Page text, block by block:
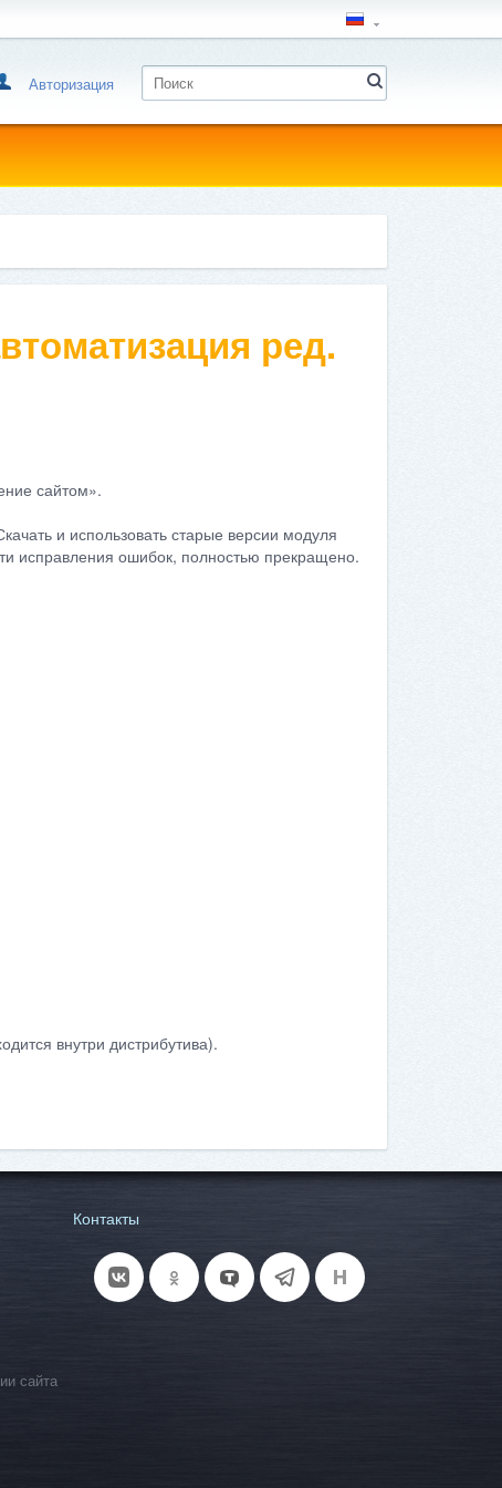
Авторизация
ред.
сайтом».
и использовать старые версии модуля
исправления ошибок, полностью прекращено.
внутри дистрибутива).
Контакты
сайта